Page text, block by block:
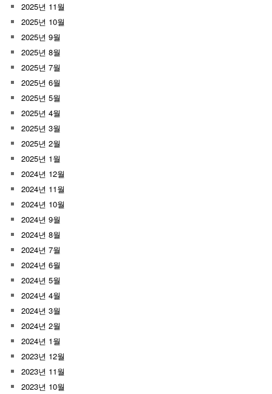
2025년 11월
2025년 10월
2025년 9월
2025년 8월
2025년 7월
2025년 6월
2025년 5월
2025년 4월
2025년 3월
2025년 2월
2025년 1월
2024년 12월
2024년 11월
2024년 10월
2024년 9월
2024년 8월
2024년 7월
2024년 6월
2024년 5월
2024년 4월
2024년 3월
2024년 2월
2024년 1월
2023년 12월
2023년 11월
2023년 10월